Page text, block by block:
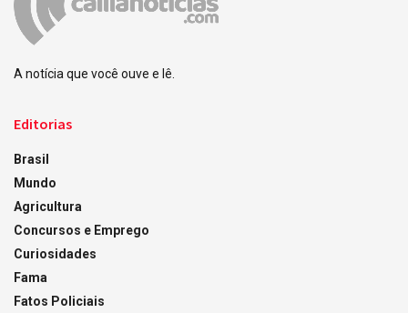
A notícia que você ouve e lê.
Editorias
Brasil
Mundo
Agricultura
Concursos e Emprego
Curiosidades
Fama
Fatos Policiais